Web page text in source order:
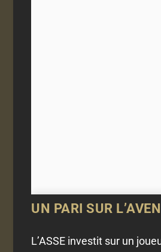
UN PARI SUR
L’ASSE investit sur un